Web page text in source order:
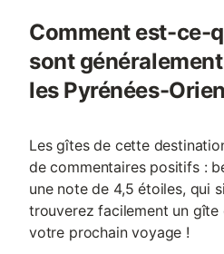
Comment est-ce-
sont
les Pyrénées-
Les gîtes de cette
de commentaires positifs :
une note de 4,5 étoiles, qui
trouverez facilement un
votre prochain voyage !